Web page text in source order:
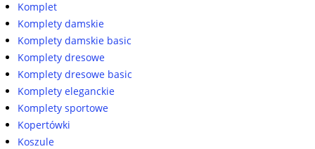
Komplet
Komplety damskie
Komplety damskie basic
Komplety dresowe
Komplety dresowe basic
Komplety eleganckie
Komplety sportowe
Kopertówki
Koszule